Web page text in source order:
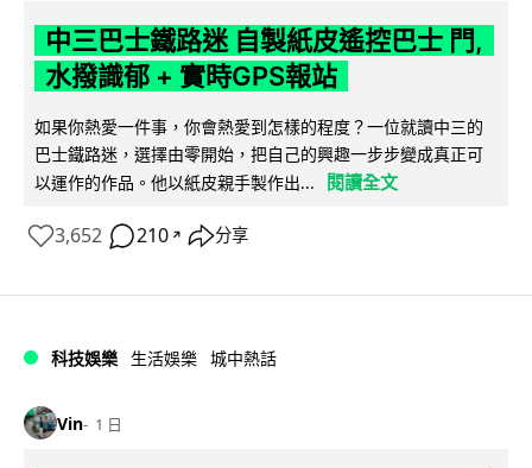
中三巴士鐵路迷 自製紙皮遙控巴士 門,
水撥識郁 + 實時GPS報站
如果你熱愛一件事，你會熱愛到怎樣的程度？一位就讀中三的
巴士鐵路迷，選擇由零開始，把自己的興趣一步步變成真正可
以運作的作品。他以紙皮親手製作出...
閱讀全文
3,652 210 ↗ 分享
科技娛樂 生活娛樂 城中熱話
Vin 1 日